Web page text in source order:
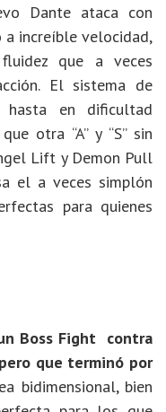
Dante ataca con
a increíble velocidad,
que a veces
El sistema de
hasta en dificultad
otra “A” y “S” sin
Lift y Demon Pull
el a veces simplón
para quienes
Boss Fight contra
que terminó por
bidimensional, bien